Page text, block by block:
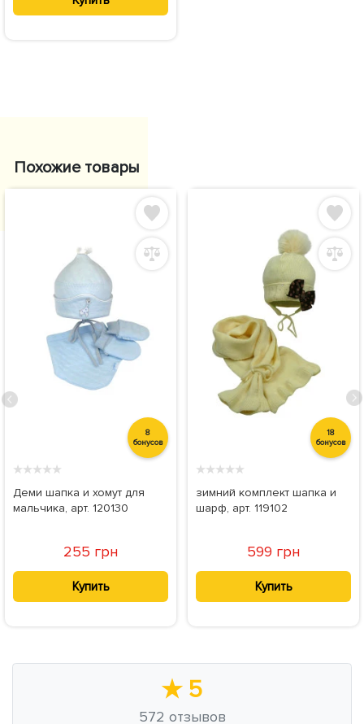
Похожие товары
8
бонусов
★★★★★
Деми шапка и хомут для
мальчика, арт. 120130
255 грн
Купить
18
бонусов
★★★★★
зимний комплект шапка и
шарф, арт. 119102
599 грн
Купить
★ 5
572 отзывов